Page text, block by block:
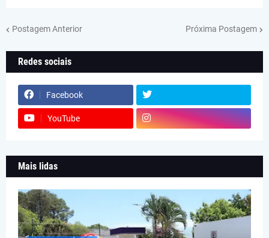
Postagem Anterior Próxima Postagem
Redes sociais
Facebook
YouTube
Mais lidas